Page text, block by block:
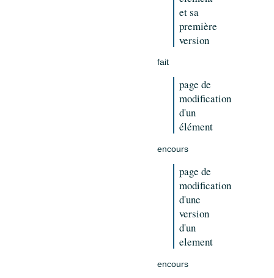
et sa
première
version
fait
page de
modification
d'un
élément
encours
page de
modification
d'une
version
d'un
element
encours